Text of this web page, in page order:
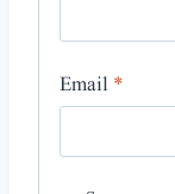
Email *